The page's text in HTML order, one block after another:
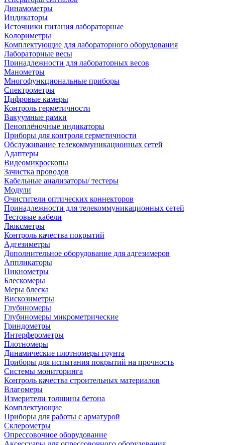
Динамометры
Индикаторы
Источники питания лабораторные
Колориметры
Комплектующие для лабораторного оборудования
Лабораторные весы
Принадлежности для лабораторных весов
Манометры
Многофункциональные приборы
Спектрометры
Цифровые камеры
Контроль герметичности
Вакуумные рамки
Пеноплёночные индикаторы
Приборы для контроля герметичности
Обслуживание телекоммуникационных сетей
Адаптеры
Видеомикроскопы
Зачистка проводов
Кабельные анализаторы/ тестеры
Модули
Очистители оптических коннекторов
Принадлежности для телекоммуникационных сетей
Тестовые кабели
Люксметры
Контроль качества покрытий
Адгезиметры
Дополнительное оборудование для адгезимеров
Аппликаторы
Пикнометры
Блескомеры
Меры блеска
Вискозиметры
Глубиномеры
Глубиномеры микрометрические
Гриндометры
Интерферометры
Плотномеры
Динамические плотномеры грунта
Приборы для испытания покрытий на прочность
Системы мониторинга
Контроль качества строительных материалов
Влагомеры
Измерители толщины бетона
Комплектующие
Приборы для работы с арматурой
Склерометры
Опрессовочное оборудование